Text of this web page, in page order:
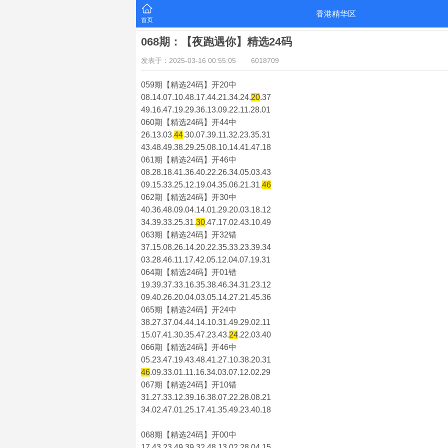
首页
香港精华区
068期：【夜跑遇你】精选24码
发表于：2025-03-16 00:55:05 6018709
059期【精选24码】开20中
08.14.07.10.48.17.44.21.34.24.20.37
49.16.47.19.29.36.13.09.22.11.28.01
060期【精选24码】开44中
26.13.03.44.30.07.39.11.32.23.35.31
43.48.49.38.29.25.08.10.14.41.47.18
061期【精选24码】开46中
08.28.18.41.36.40.22.26.34.05.03.43
09.15.33.25.12.19.04.35.06.21.31.46
062期【精选24码】开30中
40.36.48.09.04.14.01.29.20.03.18.12
34.39.33.25.31.30.47.17.02.43.10.49
063期【精选24码】开32错
37.15.08.26.14.20.22.35.33.23.39.34
03.28.46.11.17.42.05.12.04.07.19.31
064期【精选24码】开01错
19.39.37.33.16.35.38.46.34.31.23.12
09.40.26.20.04.03.05.14.27.21.45.36
065期【精选24码】开24中
38.27.37.04.44.14.10.31.49.29.02.11
15.07.41.30.35.47.23.43.24.22.03.40
066期【精选24码】开46中
05.23.47.19.43.48.41.27.10.38.20.31
46.09.33.01.11.16.34.03.07.12.02.29
067期【精选24码】开10错
31.27.33.12.39.16.38.07.22.28.08.21
34.02.47.01.25.17.41.35.49.23.40.18
068期【精选24码】开00中